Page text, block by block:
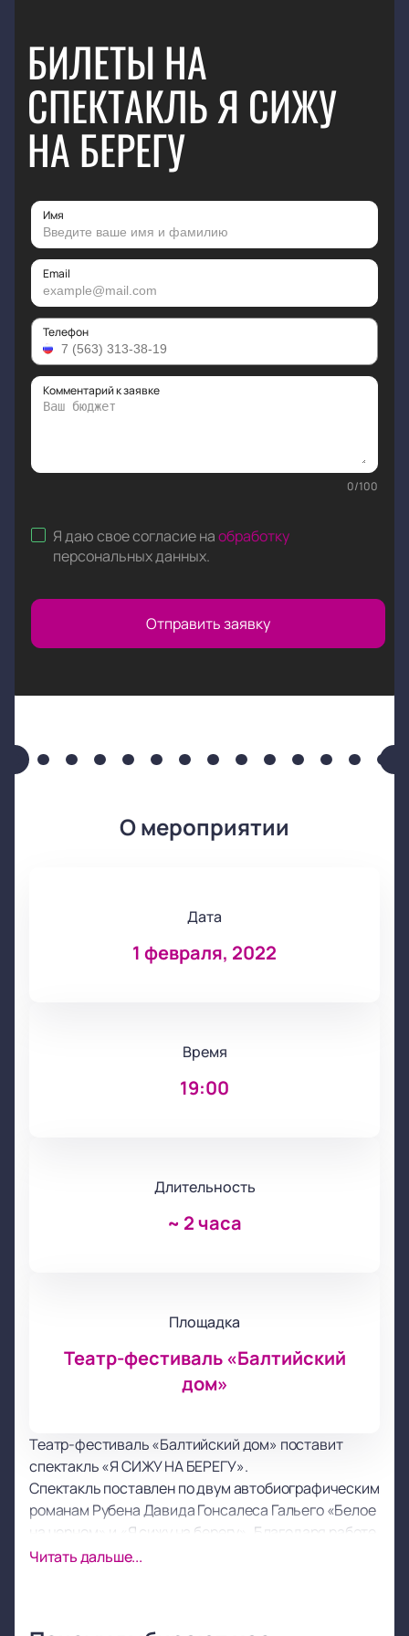
БИЛЕТЫ НА
СПЕКТАКЛЬ Я СИЖУ
НА БЕРЕГУ
Имя
Email
Телефон
Комментарий к заявке
0/100
Я даю свое согласие наобработку
персональных данных.
Отправить заявку
О мероприятии
Дата
1 февраля, 2022
Время
19:00
Длительность
~ 2 часа
Площадка
Театр-фестиваль «Балтийский
дом»
Театр-фестиваль «Балтийский дом» поставит
спектакль «Я СИЖУ НА БЕРЕГУ».
Спектакль поставлен по двум автобиографическим
романам Рубена Давида Гонсалеса Гальего «Белое
на черном» и «Я сижу на берегу». Благодаря работе
драматурга Марии Огневой и режиссера Романа
Читать дальше...